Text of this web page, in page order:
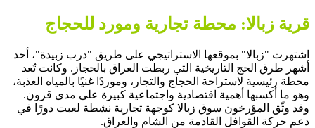
قرية زبالا: محطة تجارية ومورد للحجاج
اشتهرت "زبالا" بموقعها الاستراتيجي على طريق "درب زبيدة"، أحد
أشهر طرق الحج التاريخية التي ربطت العراق بالحجاز. وكانت تُعد
محطة رئيسية لاستراحة الحجاج والتجار، وموردًا غنيًا بالمياه العذبة،
وهو ما أكسبها أهمية اقتصادية واجتماعية كبيرة على مدى قرون.
وقد وثّق المؤرخون سوق زبالا كوجهة تجارية نشطة لعبت دورًا في
دعم حركة القوافل القادمة من الشام والعراق.